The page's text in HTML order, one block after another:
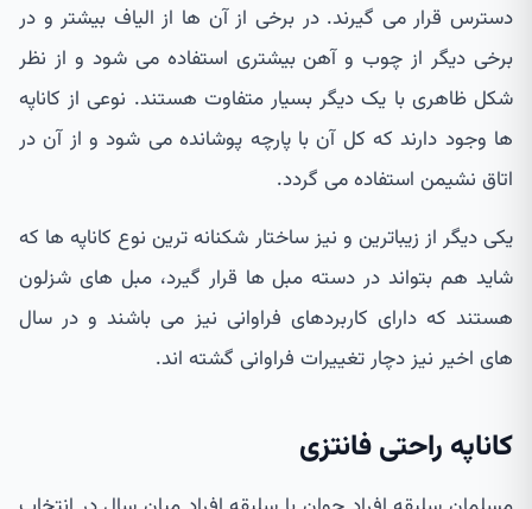
دسترس قرار می گیرند. در برخی از آن ها از الیاف بیشتر و در
برخی دیگر از چوب و آهن بیشتری استفاده می شود و از نظر
شکل ظاهری با یک دیگر بسیار متفاوت هستند. نوعی از کاناپه
ها وجود دارند که کل آن با پارچه پوشانده می شود و از آن در
اتاق نشیمن استفاده می گردد.
یکی دیگر از زیباترین و نیز ساختار شکنانه ترین نوع کاناپه ها که
شاید هم بتواند در دسته مبل ها قرار گیرد، مبل های شزلون
هستند که دارای کاربردهای فراوانی نیز می باشند و در سال
های اخیر نیز دچار تغییرات فراوانی گشته اند.
کاناپه راحتی فانتزی